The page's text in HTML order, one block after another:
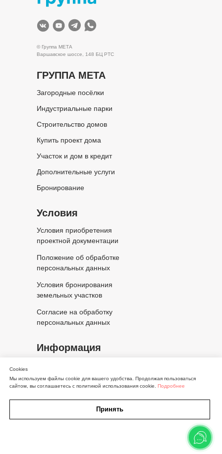
Cookies
Мы используем файлы cookie для вашего удобства. Продолжая пользоваться
сайтом, вы соглашаетесь с политикой использования cookie. Подробнее
Принять
© Группа МЕТА
Варшавское шоссе, 148 БЦ РТС
ГРУППА МЕТА
Загородные посёлки
Индустриальные парки
Строительство домов
Купить проект дома
Участок и дом в кредит
Дополнительные услуги
Бронирование
Условия
Информация
Условия приобретения
проектной документации
Положение об обработке
персональных данных
Часто задаваемые вопросы
Условия бронирования
земельных участков
Согласие на обработку
персональных данных
Инвесторам и землевладельцам